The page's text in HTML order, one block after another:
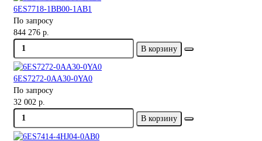
6ES7718-1BB00-1AB1
По запросу
844 276 р.
В корзину
6ES7272-0AA30-0YA0
По запросу
32 002 р.
В корзину